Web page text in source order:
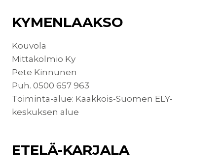
KYMENLAAKSO
Kouvola
Mittakolmio Ky
Pete Kinnunen
Puh. 0500 657 963
Toiminta-alue: Kaakkois-Suomen ELY-
keskuksen alue
ETELÄ-KARJALA